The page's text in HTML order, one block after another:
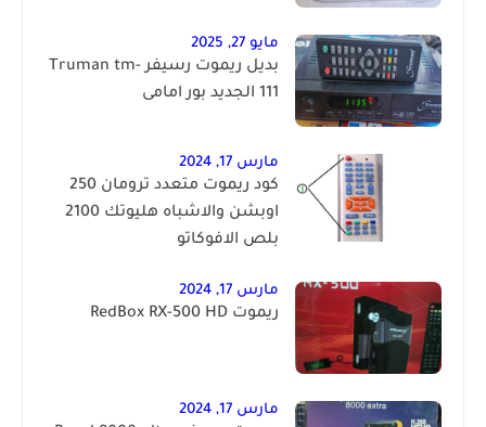
مايو 27, 2025
بديل ريموت رسيفر Truman tm-
111 الجديد بور امامى
مارس 17, 2024
كود ريموت متعدد ترومان 250
اوبشن والاشباه هليوتك 2100
بلص الافوكاتو
مارس 17, 2024
ريموت RedBox RX-500 HD
مارس 17, 2024